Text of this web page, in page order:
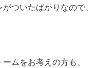
ついたばかりなので、
ムをお考えの方も、